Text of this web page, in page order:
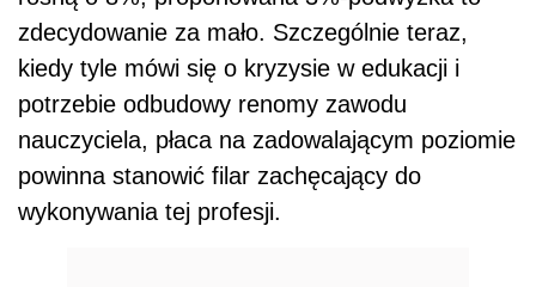
zdecydowanie za mało. Szczególnie teraz,
kiedy tyle mówi się o kryzysie w edukacji i
potrzebie odbudowy renomy zawodu
nauczyciela, płaca na zadowalającym poziomie
powinna stanowić filar zachęcający do
wykonywania tej profesji.